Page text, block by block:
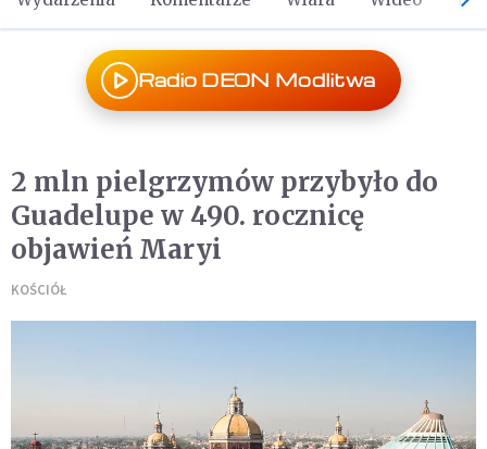
Radio DEON Modlitwa
2 mln pielgrzymów przybyło do
Guadelupe w 490. rocznicę
objawień Maryi
KOŚCIÓŁ